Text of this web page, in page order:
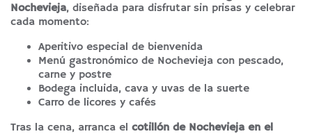
Nochevieja, diseñada para disfrutar sin prisas y celebrar
cada momento:
Aperitivo especial de bienvenida
Menú gastronómico de Nochevieja con pescado,
carne y postre
Bodega incluida, cava y uvas de la suerte
Carro de licores y cafés
Tras la cena, arranca el cotillón de Nochevieja en el